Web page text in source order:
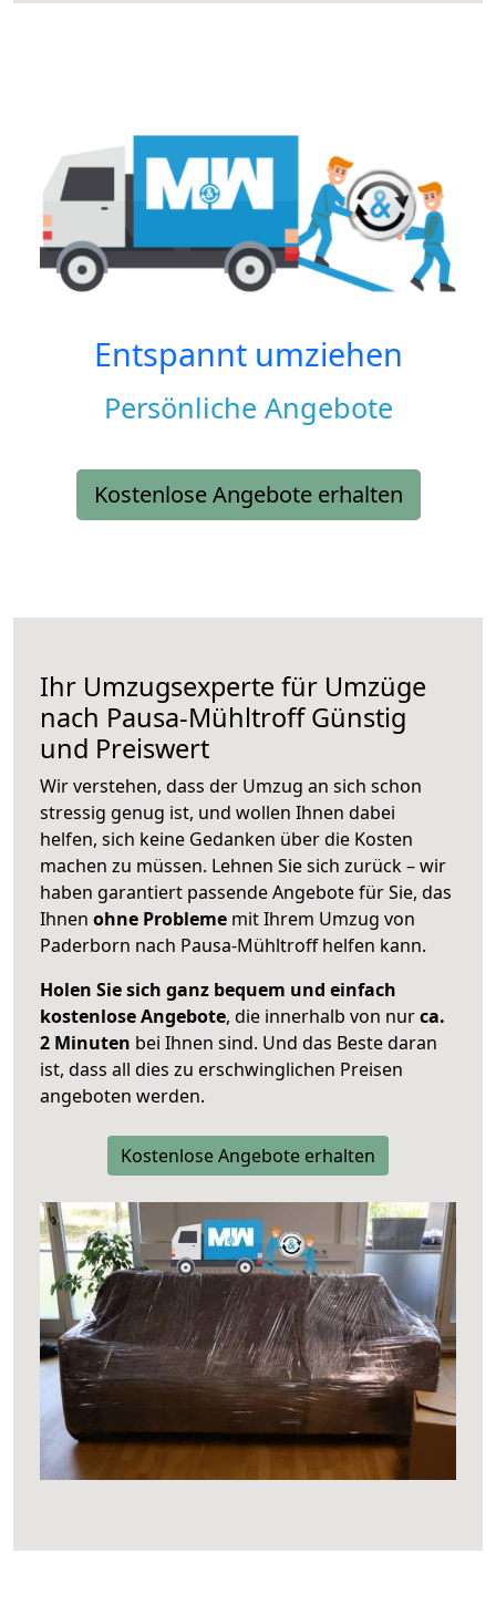
Entspannt umziehen
Persönliche Angebote
Kostenlose Angebote erhalten
Ihr Umzugsexperte für Umzüge
nach Pausa-MühltroffGünstig
und Preiswert
Wir verstehen, dass der Umzug an sich schon
stressig genug ist, und wollen Ihnen dabei
helfen, sich keine Gedanken über die Kosten
machen zu müssen. Lehnen Sie sich zurück – wir
haben garantiert passende Angebote für Sie, das
Ihnen ohne Probleme mit Ihrem Umzug von
Paderborn nach Pausa-Mühltroff helfen kann.
Holen Sie sich ganz bequem und einfach
kostenlose Angebote, die innerhalb von nurca.
2 Minuten bei Ihnen sind. Und das Beste daran
ist, dass all dies zu erschwinglichen Preisen
angeboten werden.
Kostenlose Angebote erhalten